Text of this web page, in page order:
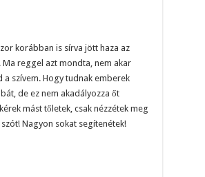
korábban is sírva jött haza az
Ma reggel azt mondta, nem akar
szívem. Hogy tudnak emberek
de ez nem akadályozza őt
mást tőletek, csak nézzétek meg
Nagyon sokat segítenétek!